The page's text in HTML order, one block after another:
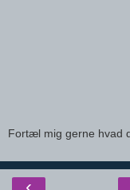
Fortæl mig gerne hvad